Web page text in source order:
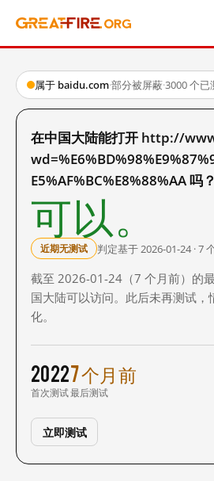
属于 baidu.com·部分被屏蔽·3000 个已
在中国大陆能打开 http://
E5%AF%BC%E8%88%AA 吗？
可以。
近期无测试 判定基于 2026-01-24 · 7
截至 2026-01-24（7 个月前）的
国大陆可以访问。此后未再测试，
化。
2022
首次测试
7 个月前
最后测试
立即测试